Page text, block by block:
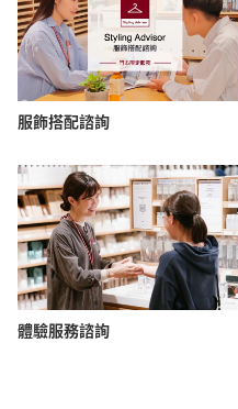
服飾搭配諮詢
體驗服務諮詢